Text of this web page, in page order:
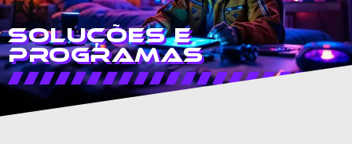
Soluções e
Programas